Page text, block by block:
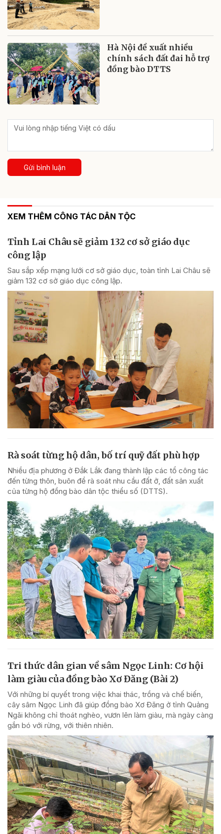
Hà Nội đề xuất nhiều
chính sách đất đai hỗ trợ
đồng bào DTTS
Gửi bình luận
XEM THÊM CÔNG TÁC DÂN TỘC
Tỉnh Lai Châu sẽ giảm 132 cơ sở giáo dục
công lập
Sau sắp xếp mạng lưới cơ sở giáo dục, toàn tỉnh Lai Châu sẽ
giảm 132 cơ sở giáo dục công lập.
Rà soát từng hộ dân, bố trí quỹ đất phù hợp
Nhiều địa phương ở Đắk Lắk đang thành lập các tổ công tác
đến từng thôn, buôn để rà soát nhu cầu đất ở, đất sản xuất
của từng hộ đồng bào dân tộc thiểu số (DTTS).
Tri thức dân gian về sâm Ngọc Linh: Cơ hội
làm giàu của đồng bào Xơ Đăng (Bài 2)
Với những bí quyết trong việc khai thác, trồng và chế biến,
cây sâm Ngọc Linh đã giúp đồng bào Xơ Đăng ở tỉnh Quảng
Ngãi không chỉ thoát nghèo, vươn lên làm giàu, mà ngày càng
gắn bó với rừng, với thiên nhiên.